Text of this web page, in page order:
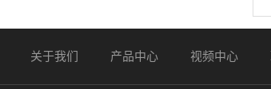
关于我们 产品中心 视频中心